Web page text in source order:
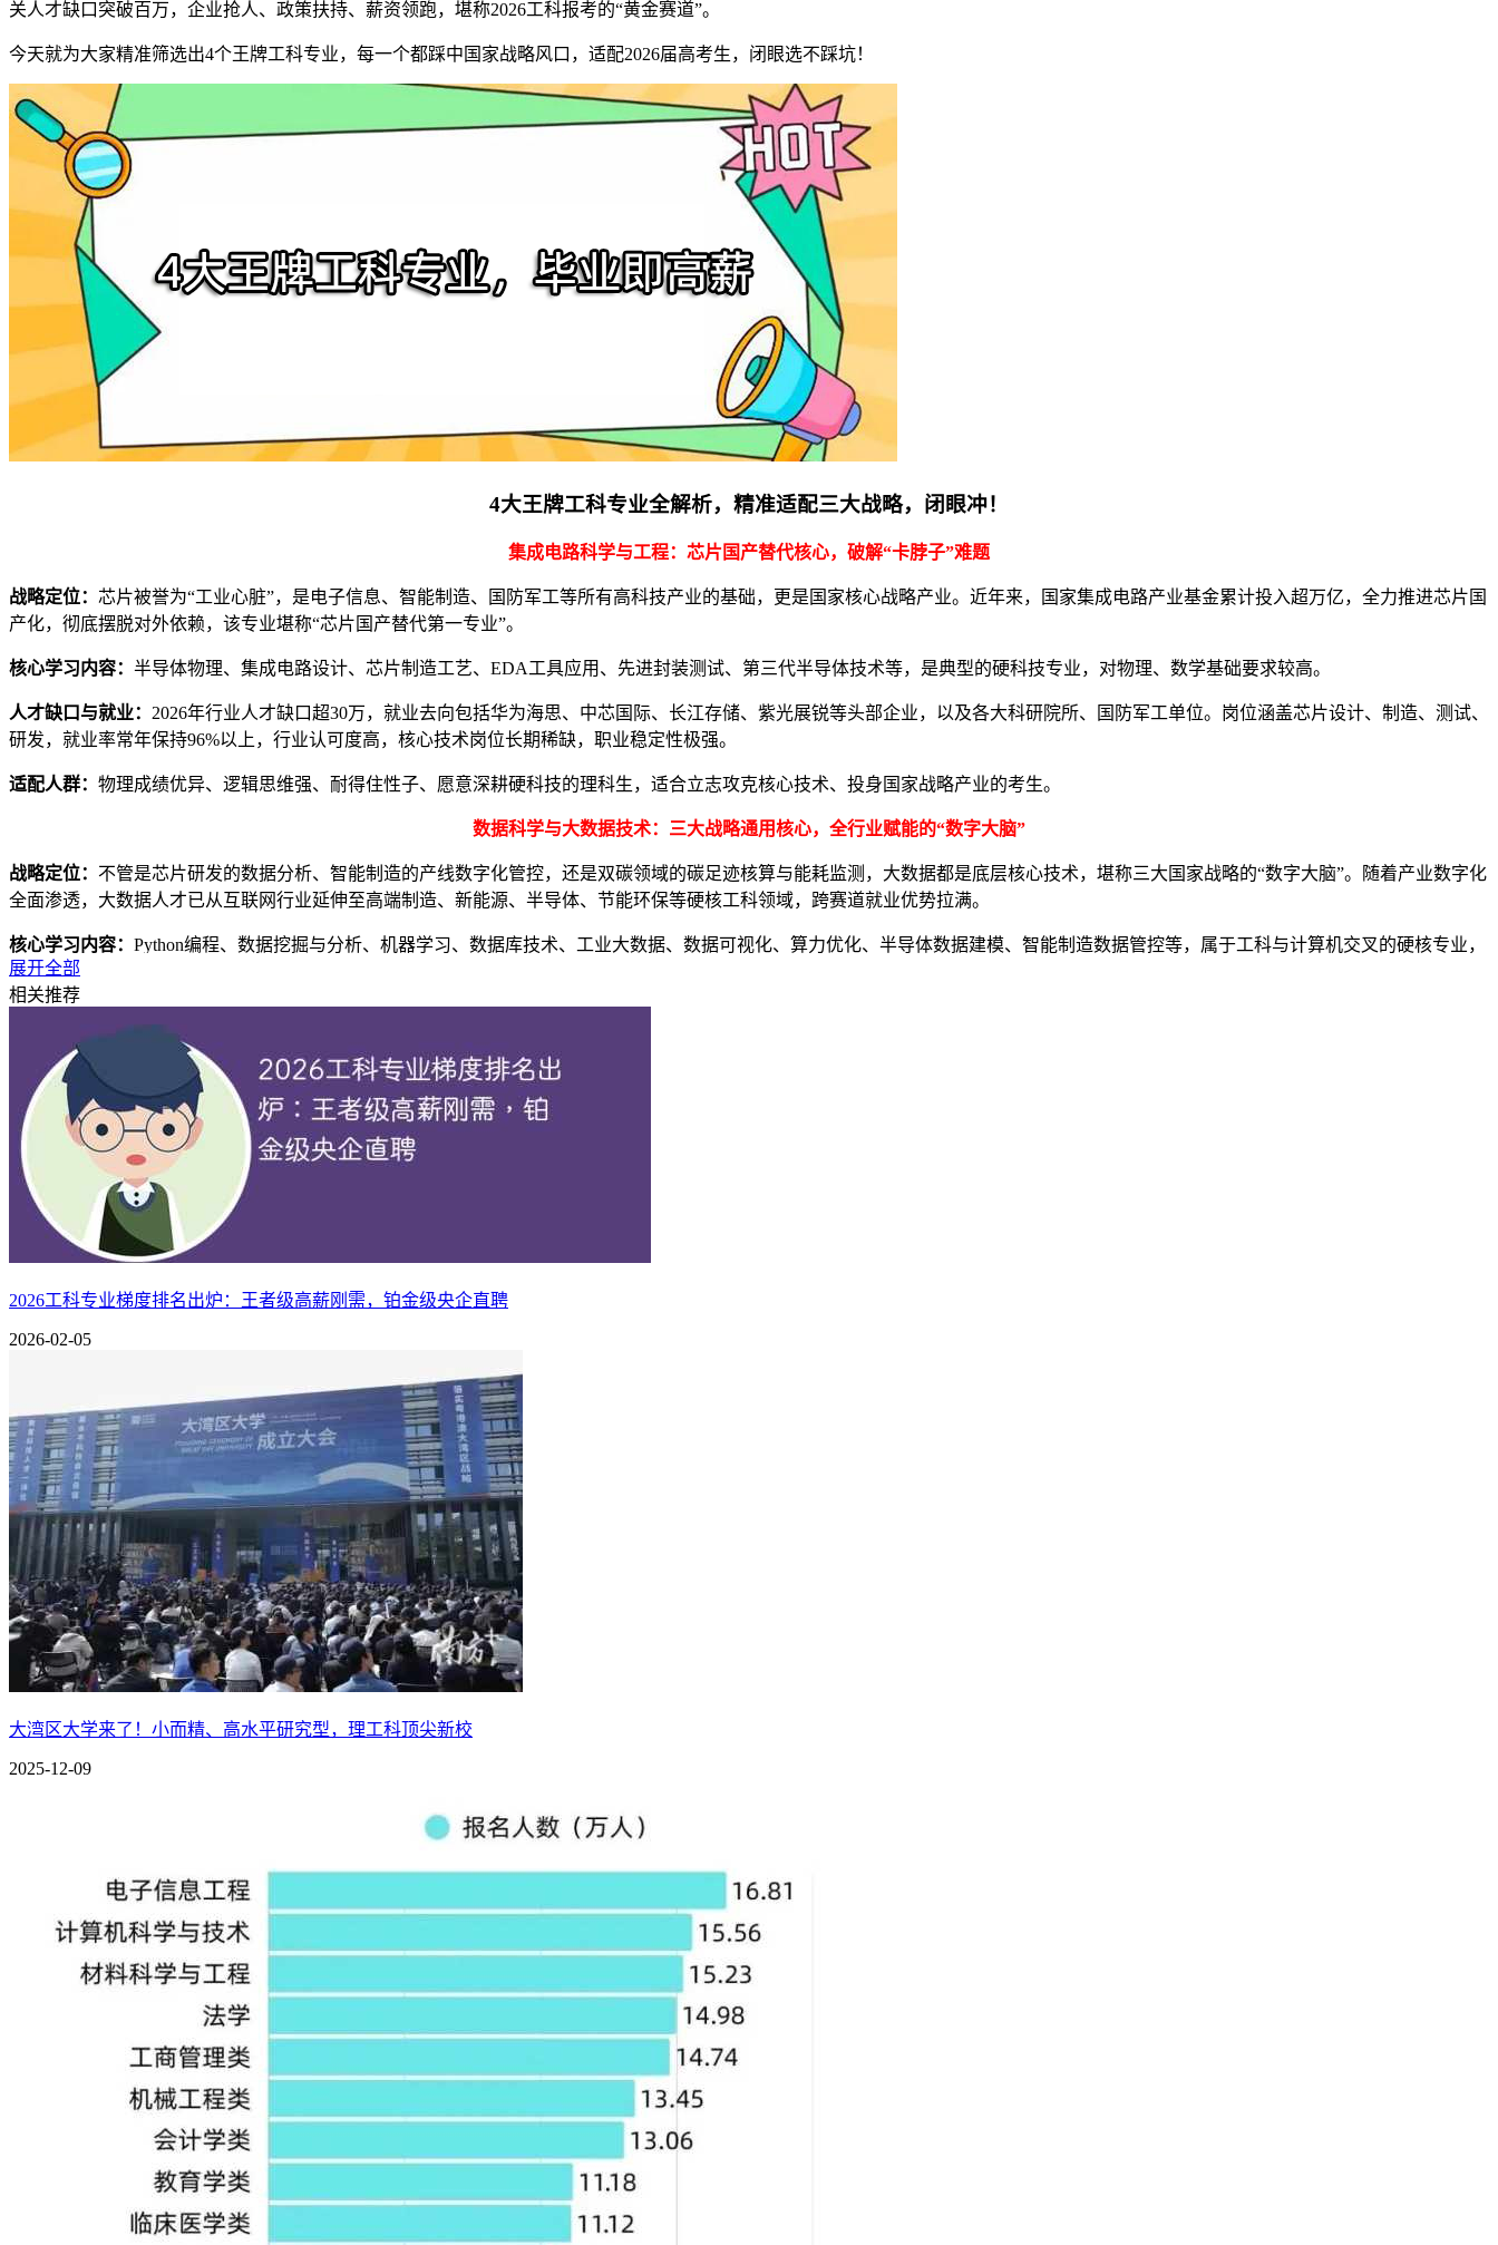
关人才缺口突破百万，企业抢人、政策扶持、薪资领跑，堪称2026工科报考的“黄金赛道”。
今天就为大家精准筛选出4个王牌工科专业，每一个都踩中国家战略风口，适配2026届高考生，闭眼选不踩坑！
4大王牌工科专业全解析，精准适配三大战略，闭眼冲！
集成电路科学与工程：芯片国产替代核心，破解“卡脖子”难题
战略定位： 芯片被誉为“工业心脏”，是电子信息、智能制造、国防军工等所有高科技产业的基础，更是国家核心战略产业。近年来，国家集成电路产业基金累计投入超万亿，全力推进芯片国
产化，彻底摆脱对外依赖，该专业堪称“芯片国产替代第一专业”。
核心学习内容： 半导体物理、集成电路设计、芯片制造工艺、EDA工具应用、先进封装测试、第三代半导体技术等，是典型的硬科技专业，对物理、数学基础要求较高。
人才缺口与就业： 2026年行业人才缺口超30万，就业去向包括华为海思、中芯国际、长江存储、紫光展锐等头部企业，以及各大科研院所、国防军工单位。岗位涵盖芯片设计、制造、测试、
研发，就业率常年保持96%以上，行业认可度高，核心技术岗位长期稀缺，职业稳定性极强。
适配人群： 物理成绩优异、逻辑思维强、耐得住性子、愿意深耕硬科技的理科生，适合立志攻克核心技术、投身国家战略产业的考生。
数据科学与大数据技术：三大战略通用核心，全行业赋能的“数字大脑”
战略定位： 不管是芯片研发的数据分析、智能制造的产线数字化管控，还是双碳领域的碳足迹核算与能耗监测，大数据都是底层核心技术，堪称三大国家战略的“数字大脑”。随着产业数字化
全面渗透，大数据人才已从互联网行业延伸至高端制造、新能源、半导体、节能环保等硬核工科领域，跨赛道就业优势拉满。
核心学习内容： Python编程、数据挖掘与分析、机器学习、数据库技术、工业大数据、数据可视化、算力优化、半导体数据建模、智能制造数据管控等，属于工科与计算机交叉的硬核专业，
兼顾技术研发与行业应用，并非纯文科类数据分析，精准适配工科就业赛道。
碳数据核算与新能源项目数据分析；同时可入职央企数字化部门、高新科技企业、科研院所、高端制造工厂。就业率常年98%以上，跨界跳槽、升职加薪空间极大，属于越有经验越值钱的工
科专业，核心人才供不应求。
适配人群：数学成绩突出、逻辑思维强，喜欢编程与数据分析，不想局限于单一工科领域，想要多赛道就业选择的理科生，兼顾技术硬核度与就业灵活性，适合想拿高薪、追求职业多元发展
的考生。
战略定位： 我国从“制造大国”迈向“制造强国”，智能制造是核心突破口，智能工厂、工业机器人、数字化产线、柔性生产已全面普及。工信部数据显示，智能制造领域人才缺口已超500万，
且每年以20%的速度增长，是工科里就业面最广、刚需最强的专业之一。
核心学习内容：机械设计、自动化控制、工业机器人、人工智能、大数据、工业软件、智能产线优化等，以“机械为骨、信息为魂”，培养复合型工程师，告别传统工科的繁重劳作，主打高科
就业覆盖三一重工、比亚迪、美的、大疆等制造龙头企业，以及各类智能装备企业、汽车制造企业、高端加工厂。岗位涵盖智能产线研发、机器人调试、智能制造运维、工
业软件应用，几乎所有制造行业都能适配，就业率接近100%，行业刚需性强，职业发展不受单一行业波动影响。
适配人群：动手能力强、喜欢机械与科技结合，数学、物理基础扎实，不想局限于单一领域的全能型理科生。
能源与动力工程：双碳+智能制造双赛道融合，传统工科转型升级典范
战略定位：该专业早已摆脱“烧锅炉”的老旧印象，完成了向高端化、智能化的转型升级，全面聚焦新能源、储能、氢能、高效节能、动力系统智能化等核心方向，既是双碳战略的核心支撑，
又深度融合智能制造技术，属于双赛道叠加的黄金专业。
核心学习内容：新能源技术、储能工程、氢能开发、高效动力系统、节能技术、智能能源管控等，兼顾传统动力基础与前沿新能源技术，适配多领域就业需求。
人才缺口与就业：行业人才缺口持续扩大，毕业生可进入新能源车企、光伏风电企业、能源央企、智能装备厂，从事新能源研发、储能系统设计、智能能源管控、节能技术优化等工作。就业
稳定、行业壁垒高，不易被替代，属于国家能源领域核心刚需岗位，长期发展前景广阔。
适配人群：对能源领域感兴趣，物理、化学基础扎实，想选择跨界复合型专业，追求稳定与高薪兼顾的考生。
选对专业不仅要看前景，更要结合自身优势，才能走得稳、走得远！给2026届考生和家长3点核心提醒：
集成电路、数据科学与大数据技术属于热门紧缺专业，双一流院校录取分数偏高；分数适中的考生可选择省属重点工科院校，这些院校专业实力强、校企合作资源丰富，
就业同样有保障；
2、贴合学科基础：芯片、智能制造类专业对物理、数学基础要求高，大数据类专业对数学、逻辑思维能力要求极高，考生需结合自身学科优势选择，避免入学后因基础薄弱导致学习吃力；
3、做好长远规划：这类硬核工科专业，建议本科后适度深造，读研后薪资水平和岗位层级会大幅提升；同时优先选择产业集聚地（如长三角、珠三角）的院校，实习和就业资源更丰富，职
2026高考报考，选对赛道比盲目冲刺高分更重要。传统工科饱和内卷、就业难的困境，完全可以通过紧跟国家战略避开。
双碳+芯片+智能制造，三大战略叠加催生百万人才缺口，这4个工科专业，既是国家急需的硬核方向，也是考生未来就业的“铁饭碗”。不用担心中年失业，不用纠结行业饱和，毕业就能进入
朝阳硬核行业，用技术立足，靠实力站稳脚跟，这才是工科生最理想的职业路径！
国家战略力挺！未来10年中国最缺人的6大专业推荐
展开全部
相关推荐
2026工科专业梯度排名出炉：王者级高薪刚需，铂金级央企直聘
2026-02-05
大湾区大学来了！小而精、高水平研究型，理工科顶尖新校
2025-12-09